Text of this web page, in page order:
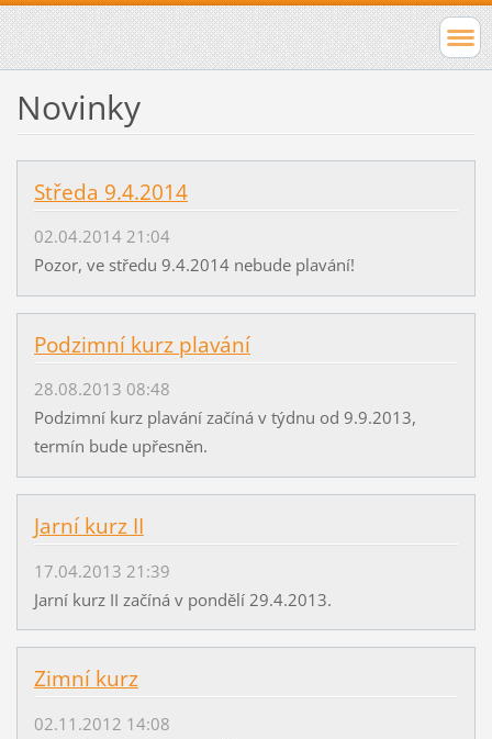
Novinky
Středa 9.4.2014
02.04.2014 21:04
Pozor, ve středu 9.4.2014 nebude plavání!
Podzimní kurz plavání
28.08.2013 08:48
Podzimní kurz plavání začíná v týdnu od 9.9.2013,
termín bude upřesněn.
Jarní kurz II
17.04.2013 21:39
Jarní kurz II začíná v pondělí 29.4.2013.
Zimní kurz
02.11.2012 14:08